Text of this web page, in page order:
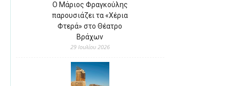
Ο Μάριος Φραγκούλης
παρουσιάζει τα «Χέρια
Φτερά» στο Θέατρο
Βράχων
29 Ιουλίου 2026